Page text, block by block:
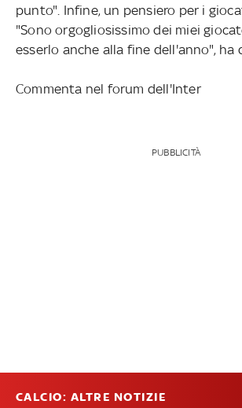
punto". Infine, un pensiero per i
"Sono orgogliosissimo dei miei
esserlo anche alla fine dell'anno", ha
Commenta nel forum dell'Inter
PUBBLICITÀ
CALCIO: ALTRE NOTIZIE